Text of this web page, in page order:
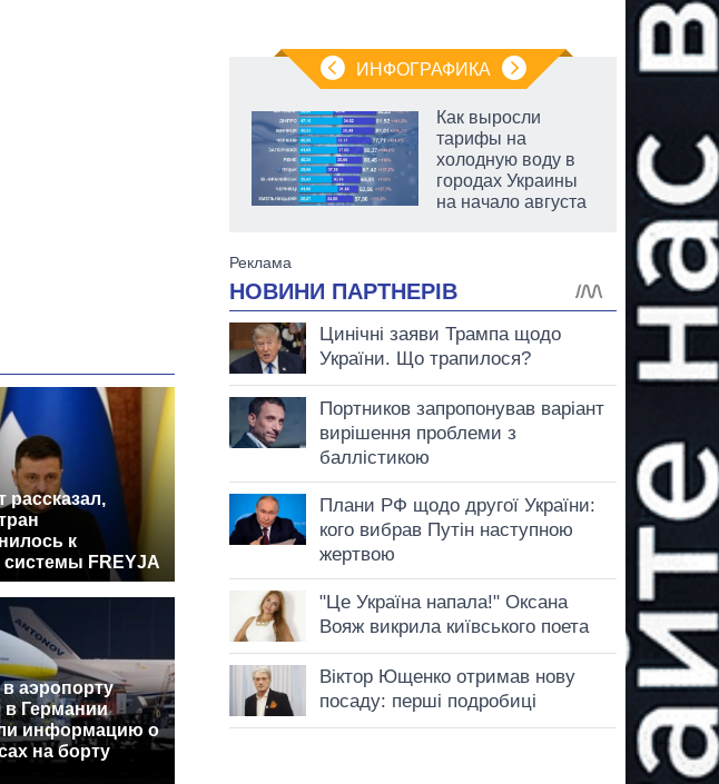
рассказал,
к
FREYJA
аэропорту
в Германии
информацию о
на борту
ИНФОГРАФИКА
Как выросли
тарифы на
холодную воду в
городах Украины
на начало августа